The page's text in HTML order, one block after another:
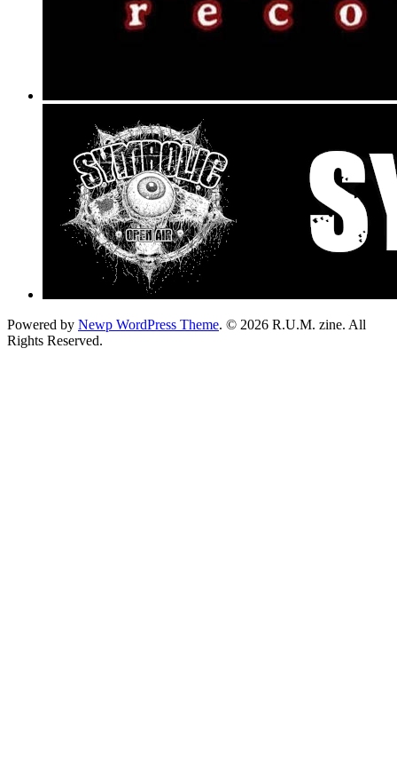
Powered by Newp WordPress Theme. © 2026 R.U.M. zine. All
Rights Reserved.